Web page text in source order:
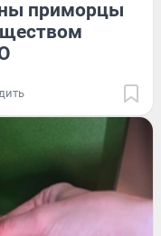
приморцы